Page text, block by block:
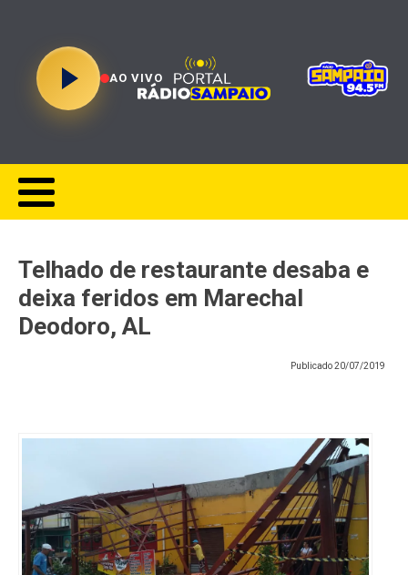
AO VIVO
Telhado de restaurante desaba e
deixa feridos em Marechal
Deodoro, AL
Publicado20/07/2019